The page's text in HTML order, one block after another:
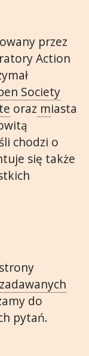
przez
Action
Society
oraz miasta
chodzi o
się także
do
pytań.